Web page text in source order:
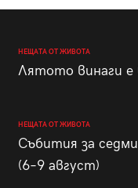
НЕЩАТА ОТ ЖИВОТА
Лятото винаги е
НЕЩАТА ОТ ЖИВОТА
Събития за
(6–9 август)